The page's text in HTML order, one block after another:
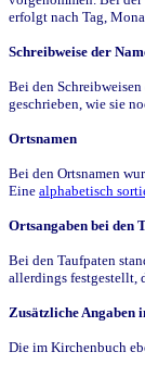
erfolgt nach Tag,
Schreibweise der
Bei den
geschrieben, wie sie
Ortsnamen
Bei den Ortsnamen
Eine alphabetisch
Ortsangaben bei den
Bei den Taufpaten
allerdings festgestellt,
Zusätzliche Angaben
Die im Kirchenbuch